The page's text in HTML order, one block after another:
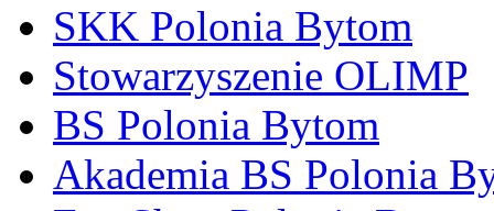
SKK Polonia Bytom
Stowarzyszenie OLIMP
BS Polonia Bytom
Akademia BS Polonia